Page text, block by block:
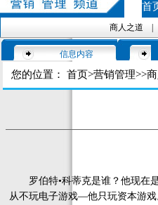
首
商人之道
信息内容
您的位置： 首页>营销管理>>
罗伯特•科蒂克是谁？他现在是
从不玩电子游戏—他只玩资本游戏